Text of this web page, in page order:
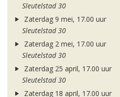
Sleutelstad 30
Zaterdag 9 mei, 17.00 uur
Sleutelstad 30
Zaterdag 2 mei, 17.00 uur
Sleutelstad 30
Zaterdag 25 april, 17.00 uur
Sleutelstad 30
Zaterdag 18 april, 17.00 uur